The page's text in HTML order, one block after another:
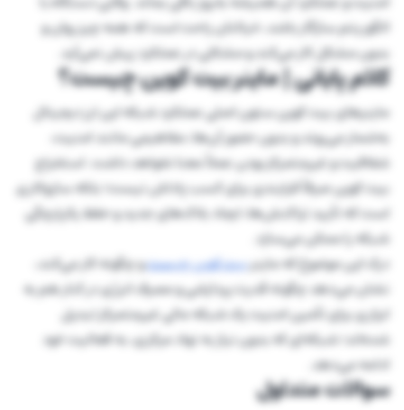
الگوریتم سازگار باشد، خیالتان راحت است که همه چیز روان و
بدون مشکل کار می‌کند و مشکلی در عملکرد پیش نمی‌آید.
کلام پایانی | ماینر بیت کوین چیست؟
ماینرهای بیت کوین ستون اصلی عملکرد شبکه این ارز دیجیتال
به‌شمار می‌روند و بدون حضور آن‌ها، مفاهیمی مانند امنیت،
شفافیت و غیرمتمرکز بودن عملاً معنا نخواهد داشت. استخراج
بیت کوین صرفاً فرایندی برای کسب پاداش نیست؛ بلکه سازوکاری
است که تأیید تراکنش‌ها، ایجاد بلاک‌های جدید و حفظ یکپارچگی
شبکه را ممکن می‌سازد.
درک این موضوع که ماینربیت کوین چیستو چگونه کار می‌کند،
نشان می‌دهد چگونه قدرت پردازشی و مصرف انرژی در کنار هم به
ابزاری برای تأمین امنیت یک شبکه مالی غیرمتمرکز تبدیل
شده‌اند؛ شبکه‌ای که بدون نیاز به نهاد مرکزی، به فعالیت خود
ادامه می‌دهد.
سوالات متداول